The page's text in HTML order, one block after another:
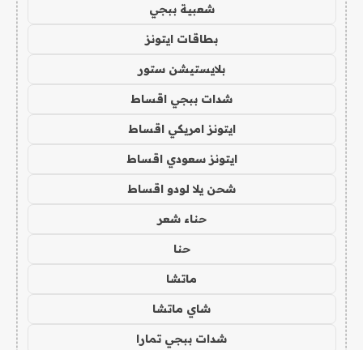
شعبية ببجي
بطاقات ايتونز
بلايستيشن ستور
شدات ببجي اقساط
ايتونز امريكي اقساط
ايتونز سعودي اقساط
شحن يلا لودو اقساط
حناء شعر
حنا
ماتشا
شاي ماتشا
شدات ببجي تمارا